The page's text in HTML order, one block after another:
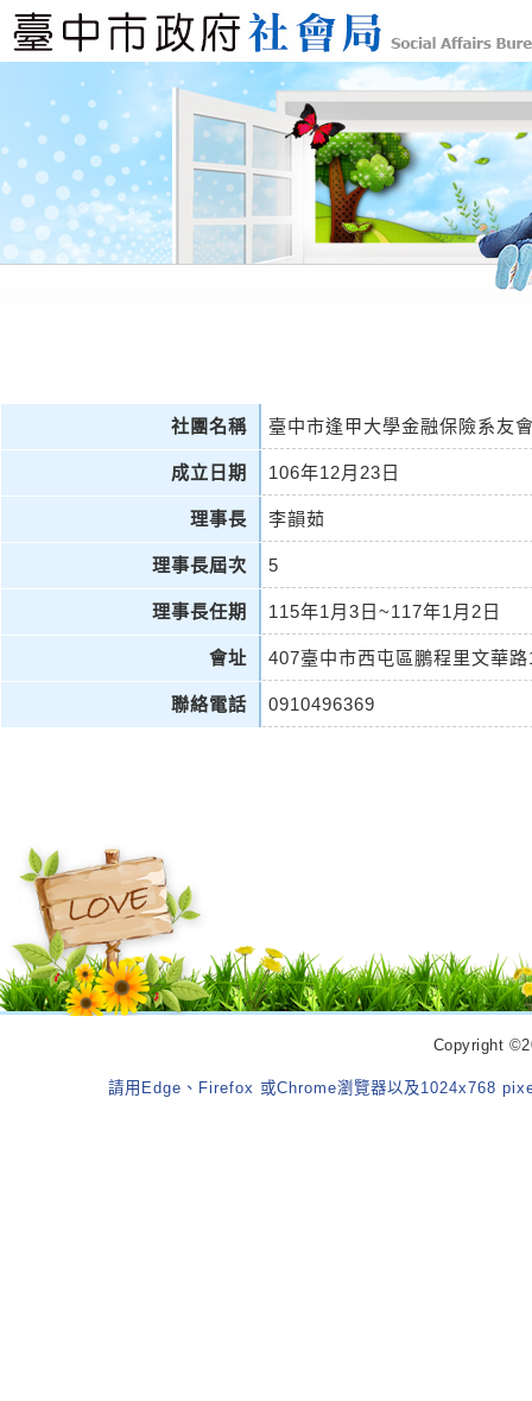
社團名稱 臺中市逢甲大學金融保險系友
成立日期 106年12月23日
理事長 李韻茹
理事長屆次 5
理事長任期 115年1月3日~117年1月2日
會址 407臺中市西屯區鵬程里文華
聯絡電話 0910496369
Copyright
請用Edge、Firefox 或Chrome瀏覽器以及1024x768